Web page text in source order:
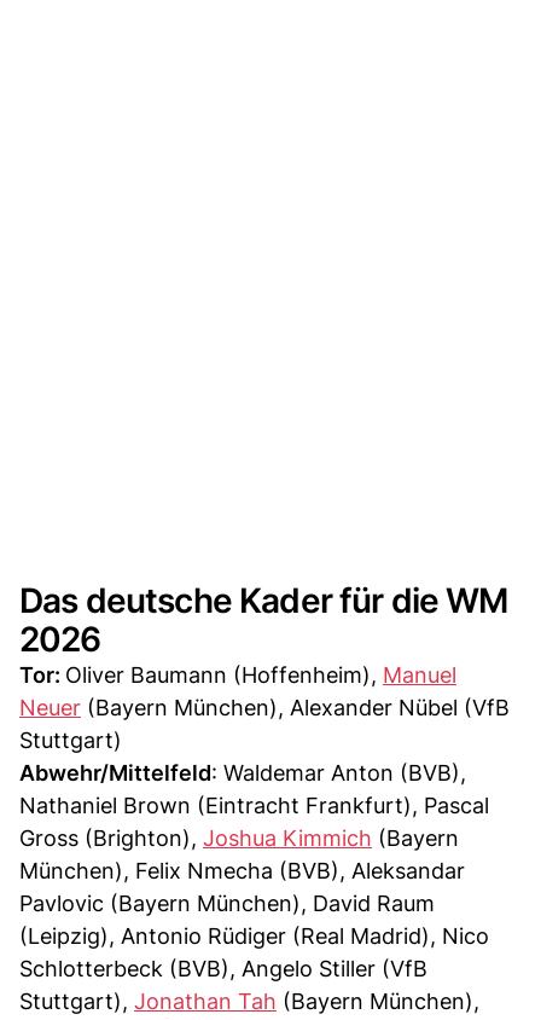
Das deutsche Kader für die WM
2026
Tor: Oliver Baumann (Hoffenheim), Manuel
Neuer (Bayern München), Alexander Nübel (VfB
Stuttgart)
Abwehr/Mittelfeld: Waldemar Anton (BVB),
Nathaniel Brown (Eintracht Frankfurt), Pascal
Gross (Brighton), Joshua Kimmich (Bayern
München), Felix Nmecha (BVB), Aleksandar
Pavlovic (Bayern München), David Raum
(Leipzig), Antonio Rüdiger (Real Madrid), Nico
Schlotterbeck (BVB), Angelo Stiller (VfB
Stuttgart), Jonathan Tah (Bayern München),